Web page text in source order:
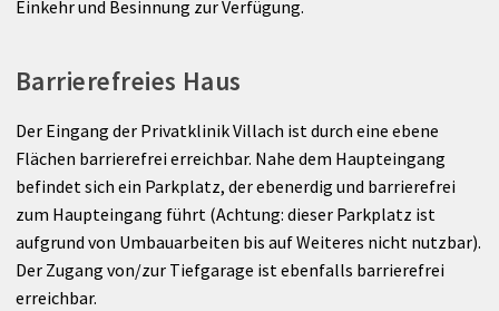
Einkehr und Besinnung zur Verfügung.
Barrierefreies Haus
Der Eingang der Privatklinik Villach ist durch eine ebene
Flächen barrierefrei erreichbar. Nahe dem Haupteingang
befindet sich ein Parkplatz, der ebenerdig und barrierefrei
zum Haupteingang führt (Achtung: dieser Parkplatz ist
aufgrund von Umbauarbeiten bis auf Weiteres nicht nutzbar).
Der Zugang von/zur Tiefgarage ist ebenfalls barrierefrei
erreichbar.